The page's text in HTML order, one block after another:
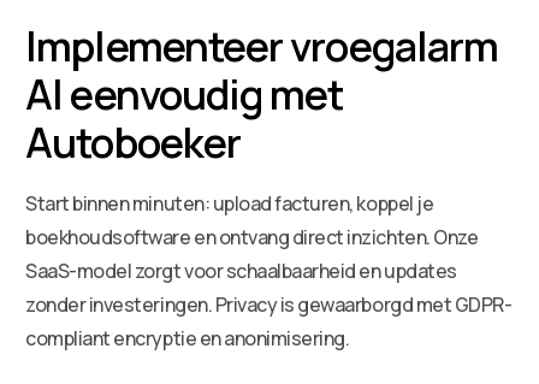
Implementeer vroegalarm
AI eenvoudig met
Autoboeker
Start binnen minuten: upload facturen, koppel je
boekhoudsoftware en ontvang direct inzichten. Onze
SaaS-model zorgt voor schaalbaarheid en updates
zonder investeringen. Privacy is gewaarborgd met GDPR-
compliant encryptie en anonimisering.